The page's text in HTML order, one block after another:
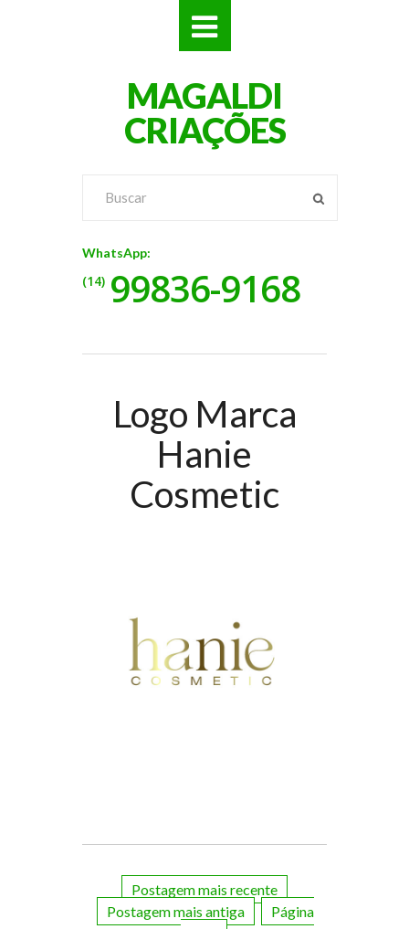
MAGALDI
CRIAÇÕES
WhatsApp:
(14) 99836-9168
Logo Marca
Hanie
Cosmetic
Postagem mais recente
Postagem mais antiga
Página